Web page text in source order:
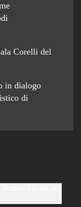
Corelli del
in dialogo
di